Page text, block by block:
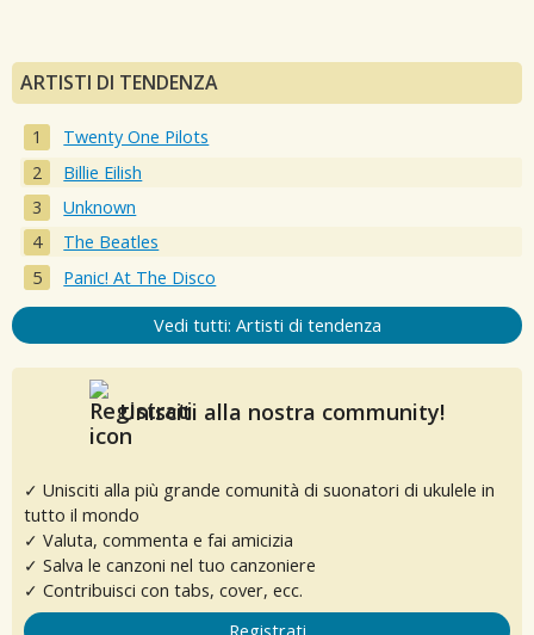
ARTISTI DI TENDENZA
Twenty One Pilots
Billie Eilish
Unknown
The Beatles
Panic! At The Disco
Vedi tutti: Artisti di tendenza
Unisciti alla nostra community!
✓ Unisciti alla più grande comunità di suonatori di ukulele in
tutto il mondo
✓ Valuta, commenta e fai amicizia
✓ Salva le canzoni nel tuo canzoniere
✓ Contribuisci con tabs, cover, ecc.